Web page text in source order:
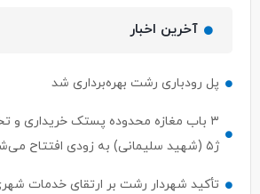
آخرین اخبار
پل رودباری رشت بهره‌برداری شد
۳ باب مغازه محدوده پستک خریداری و
ژ۵ (شهید سلیمانی) به زودی افتتاح می‌شود
تأکید شهردار رشت بر ارتقای خدمات